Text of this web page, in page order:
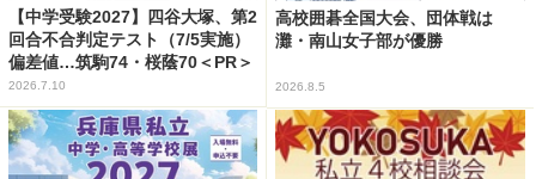
【中学受験2027】四谷大塚、第2
回合不合判定テスト（7/5実施）
偏差値…筑駒74・桜蔭70＜PR＞
2026.7.10
高校囲碁全国大会、団体戦は
灘・南山女子部が優勝
2026.8.5